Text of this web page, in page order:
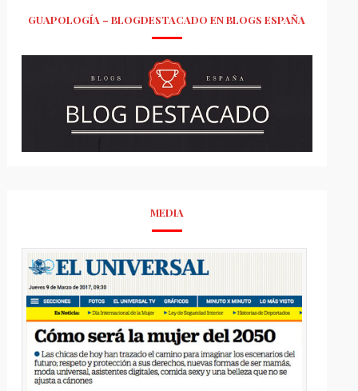
GUAPOLOGÍA – BLOGDESTACADO EN BLOGS ESPAÑA
MEDIA